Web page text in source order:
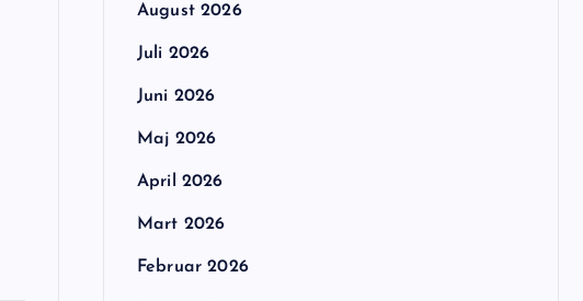
August 2026
Juli 2026
Juni 2026
Maj 2026
April 2026
Mart 2026
Februar 2026